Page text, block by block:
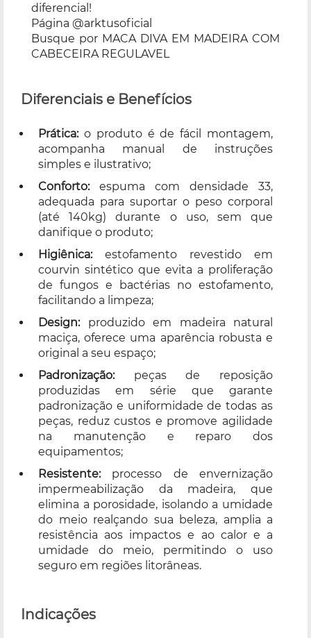
diferencial!
Página @arktusoficial
Busque por MACA DIVA EM MADEIRA COM
CABECEIRA REGULAVEL
Diferenciais e Benefícios
Prática:o produto é de fácil montagem,
acompanha manual de instruções
simples e ilustrativo;
Conforto:espuma com densidade 33,
adequada para suportar o peso corporal
(até 140kg) durante o uso, sem que
danifique o produto;
Higiênica:estofamento revestido em
courvin sintético que evita a proliferação
de fungos e bactérias no estofamento,
facilitando a limpeza;
Design:produzido em madeira natural
maciça, oferece uma aparência robusta e
original a seu espaço;
Padronização:peças de reposição
produzidas em série que garante
padronização e uniformidade de todas as
peças, reduz custos e promove agilidade
na manutenção e reparo dos
equipamentos;
Resistente:processo de envernização
impermeabilização da madeira, que
elimina a porosidade, isolando a umidade
do meio realçando sua beleza, amplia a
resistência aos impactos e ao calor e a
umidade do meio, permitindo o uso
seguro em regiões litorâneas.
Indicações